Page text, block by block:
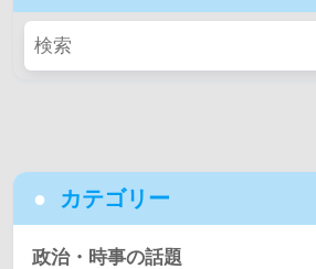
カテゴリー
政治・時事の話題